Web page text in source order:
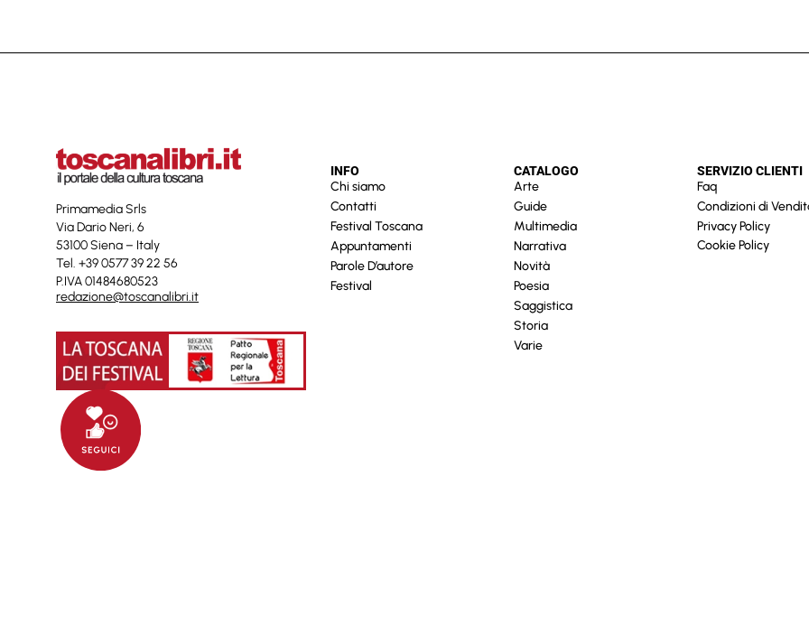
Primamedia Srls
Via Dario Neri, 6
53100 Siena – Italy
Tel. +39 0577 39 22 56
P.IVA 01484680523
redazione@toscanalibri.it
INFO
Chi siamo
Contatti
Festival Toscana
Appuntamenti
Parole D’autore
Festival
CATALOGO
Arte
Guide
Multimedia
Narrativa
Novità
Poesia
Saggistica
Storia
Varie
SERVIZIO CLIENTI
Faq
Condizioni di
Privacy Policy
Cookie Policy